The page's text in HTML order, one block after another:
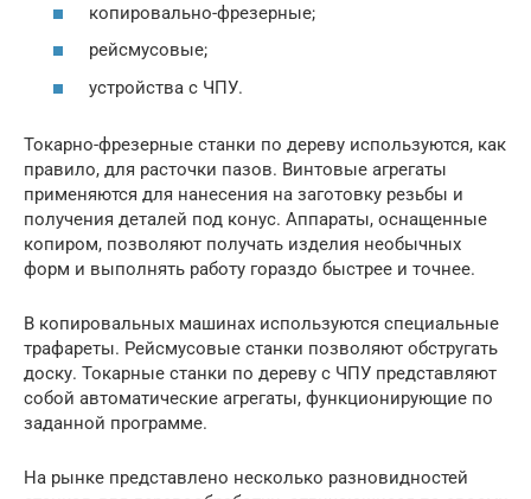
копировально-фрезерные;
рейсмусовые;
устройства с ЧПУ.
Токарно-фрезерные станки по дереву используются, как
правило, для расточки пазов. Винтовые агрегаты
применяются для нанесения на заготовку резьбы и
получения деталей под конус. Аппараты, оснащенные
копиром, позволяют получать изделия необычных
форм и выполнять работу гораздо быстрее и точнее.
В копировальных машинах используются специальные
трафареты. Рейсмусовые станки позволяют обстругать
доску. Токарные станки по дереву с ЧПУ представляют
собой автоматические агрегаты, функционирующие по
заданной программе.
На рынке представлено несколько разновидностей